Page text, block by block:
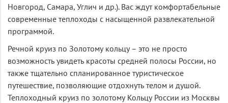
Новгород, Самара, Углич и др.). Вас ждут комфортабельные
современные теплоходы с насыщенной развлекательной
программой.
Речной круиз по Золотому кольцу – это не просто
возможность увидеть красоты средней полосы России, но
также тщательно спланированное туристическое
путешествие, позволяющие отдохнуть телом и душой.
Теплоходный круиз по золотому Кольцу России из Москвы